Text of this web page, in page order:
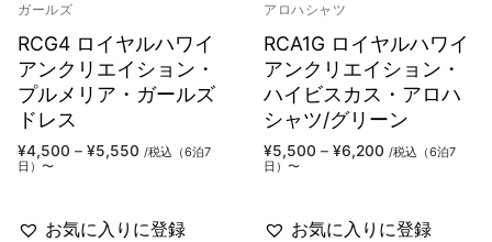
ガールズ
RCG4 ロイヤルハワイ
アンクリエイション・
プルメリア・ガールズ
ドレス
¥4,500 – ¥5,550 価
格
¥5,550
/税込（6泊7
日）〜
お気に入りに登録
アロハシャツ
RCA1G ロイヤルハワイ
アンクリエイション・
ハイビスカス・アロハ
シャツ/グリーン
¥5,500 – ¥6,200 価
格
¥6,200
/税込（6泊7
日）〜
お気に入りに登録